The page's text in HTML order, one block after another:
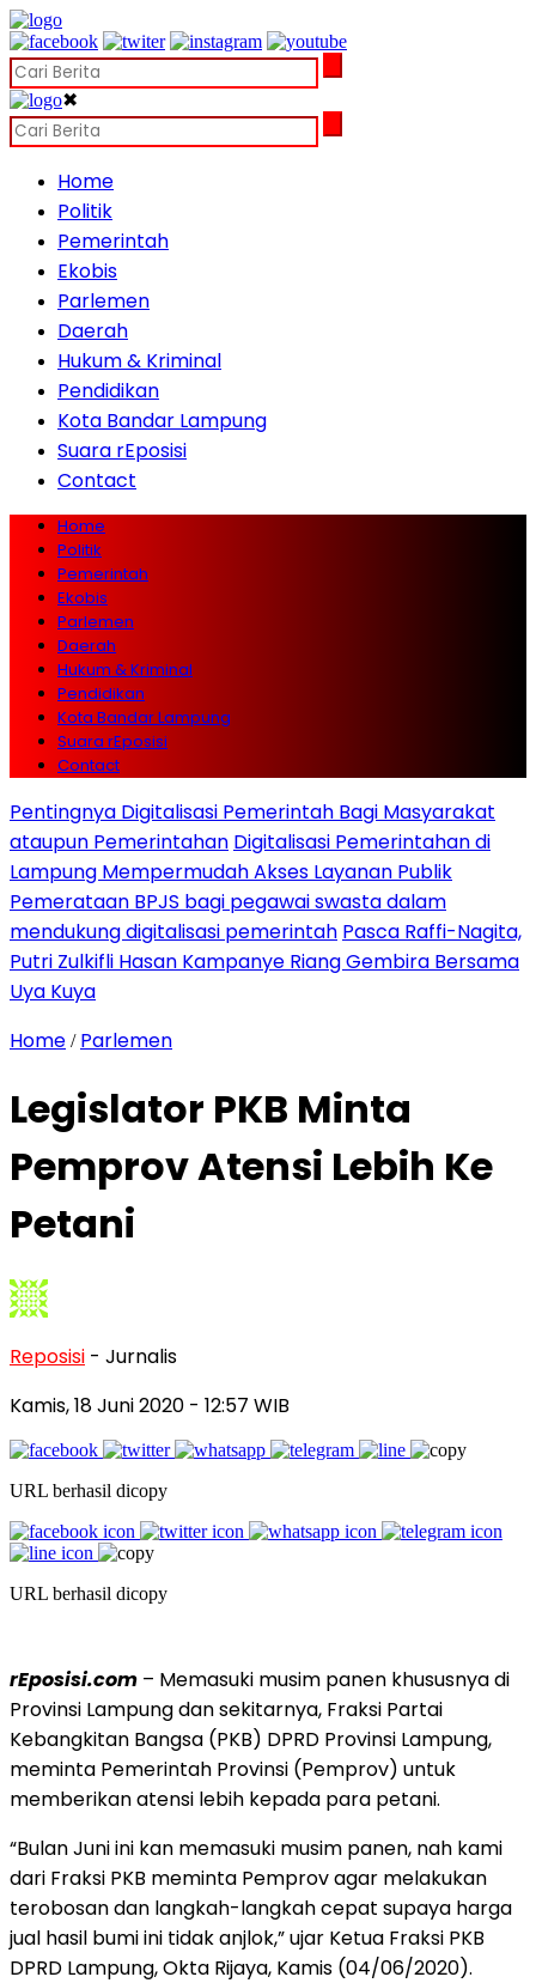
✖
Home
Politik
Pemerintah
Ekobis
Parlemen
Daerah
Hukum & Kriminal
Pendidikan
Kota Bandar Lampung
Suara rEposisi
Contact
Home
Politik
Pemerintah
Ekobis
Parlemen
Daerah
Hukum & Kriminal
Pendidikan
Kota Bandar Lampung
Suara rEposisi
Contact
Pentingnya Digitalisasi Pemerintah Bagi Masyarakat
ataupun Pemerintahan Digitalisasi Pemerintahan di
Lampung Mempermudah Akses Layanan Publik
Pemerataan BPJS bagi pegawai swasta dalam
mendukung digitalisasi pemerintah Pasca Raffi-Nagita,
Putri Zulkifli Hasan Kampanye Riang Gembira Bersama
Uya Kuya
Home / Parlemen
Legislator PKB Minta
Pemprov Atensi Lebih Ke
Petani
Reposisi - Jurnalis
Kamis, 18 Juni 2020 - 12:57 WIB
URL berhasil dicopy
URL berhasil dicopy
rEposisi.com – Memasuki musim panen khususnya di
Provinsi Lampung dan sekitarnya, Fraksi Partai
Kebangkitan Bangsa (PKB) DPRD Provinsi Lampung,
meminta Pemerintah Provinsi (Pemprov) untuk
memberikan atensi lebih kepada para petani.
“Bulan Juni ini kan memasuki musim panen, nah kami
dari Fraksi PKB meminta Pemprov agar melakukan
terobosan dan langkah-langkah cepat supaya harga
jual hasil bumi ini tidak anjlok,” ujar Ketua Fraksi PKB
DPRD Lampung, Okta Rijaya, Kamis (04/06/2020).